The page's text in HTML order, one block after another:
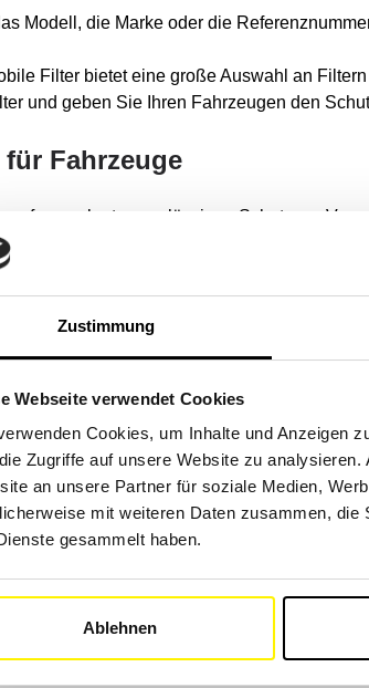
Zustimmung
Webseite verwendet Cookies
Cookies, um Inhalte und Anzeigen
Zugriffe auf unsere Website zu
an unsere Partner für soziale Medien,
mit weiteren Daten zusammen,
gesammelt haben.
Ablehnen
Modell, die Marke oder die
Filter bietet eine große Auswahl an
und geben Sie Ihren Fahrzeugen den
Fahrzeuge
ausgelegt, zuverlässigen Schutz vor
nach Filterkomponenten für eine Vielzahl
und Bau-, Landwirtschafts- sowie
richtigen Filter für Ihre Maschinen über
Marken wie: Caterpillar, Kubota, Volvo,
PistenBully, SnowCat, Linde, Still,
Straßenverkehr
alle Straßenfahrzeuge wie Autos,
mit unserem leistungsstarken Tool. Sie
Volvo, Scania, Fiat, Peugeot, Isuzu, MAN,